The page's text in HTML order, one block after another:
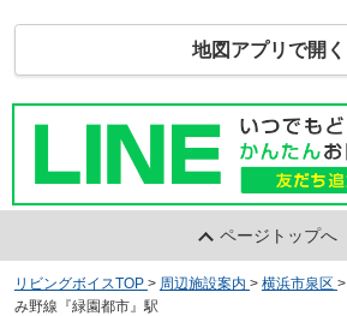
地図アプリで開く
ページトップへ
リビングボイスTOP > 周辺施設案内 > 横浜市泉区 >
み野線『緑園都市』駅